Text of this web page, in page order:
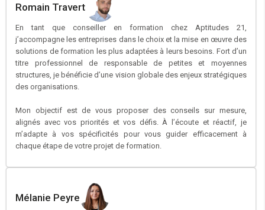
Romain Travert
En tant que conseiller en formation chez Aptitudes 21,
j’accompagne les entreprises dans le choix et la mise en œuvre des
solutions de formation les plus adaptées à leurs besoins. Fort d’un
titre professionnel de responsable de petites et moyennes
structures, je bénéficie d’une vision globale des enjeux stratégiques
des organisations.
Mon objectif est de vous proposer des conseils sur mesure,
alignés avec vos priorités et vos défis. À l’écoute et réactif, je
m’adapte à vos spécificités pour vous guider efficacement à
chaque étape de votre projet de formation.
Mélanie Peyre